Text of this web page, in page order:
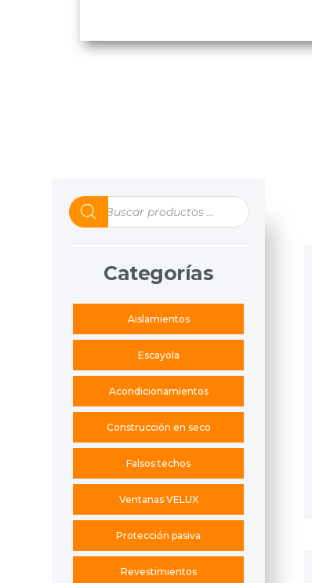
Categorías
Aislamientos
Escayola
Acondicionamientos
Construcción en seco
Falsos techos
Ventanas VELUX
Protección pasiva
Revestimientos